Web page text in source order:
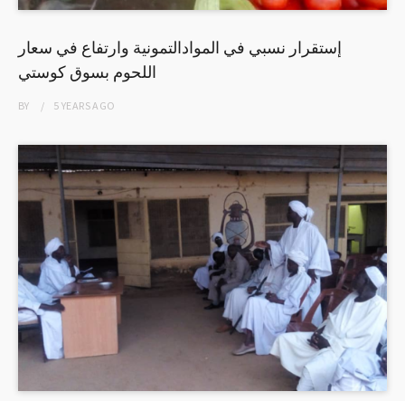
إستقرار نسبي في الموادالتمونية وارتفاع في سعار
اللحوم بسوق كوستي
BY 5 YEARSAGO